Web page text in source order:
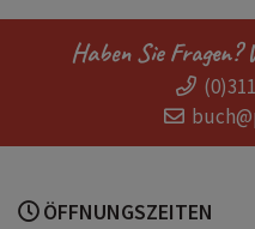
Bücher für Wenigleser
Bücher wie Beast Quest
Haben Sie
ÖFFNUNGSZEITEN